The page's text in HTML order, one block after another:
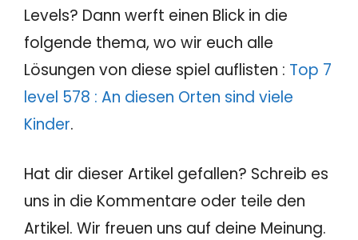
Levels? Dann werft einen Blick in die
folgende thema, wo wir euch alle
Lösungen von diese spiel auflisten : Top 7
level 578 : An diesen Orten sind viele
Kinder.
Hat dir dieser Artikel gefallen? Schreib es
uns in die Kommentare oder teile den
Artikel. Wir freuen uns auf deine Meinung.